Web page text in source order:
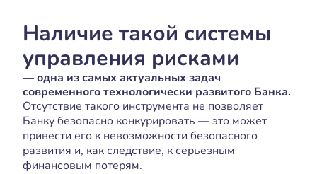
Наличие такой системы
управления рисками
— одна из самых актуальных задач
современного технологически развитого Банка.
Отсутствие такого инструмента не позволяет
Банку безопасно конкурировать — это может
привести его к невозможности безопасного
развития и, как следствие, к серьезным
финансовым потерям.